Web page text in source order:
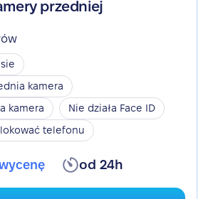
przedniej
kamera
kamera
Nie działa Face ID
telefonu
od 24h